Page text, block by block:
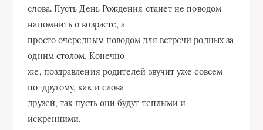
слова. Пусть День Рождения станет не поводом
напомнить о возрасте, а
просто очередным поводом для встречи родных за
одним столом. Конечно
же, поздравления родителей звучит уже совсем
по-другому, как и слова
друзей, так пусть они будут теплыми и
искренними.